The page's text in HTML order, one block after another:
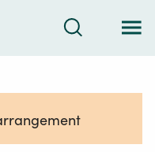
Søk